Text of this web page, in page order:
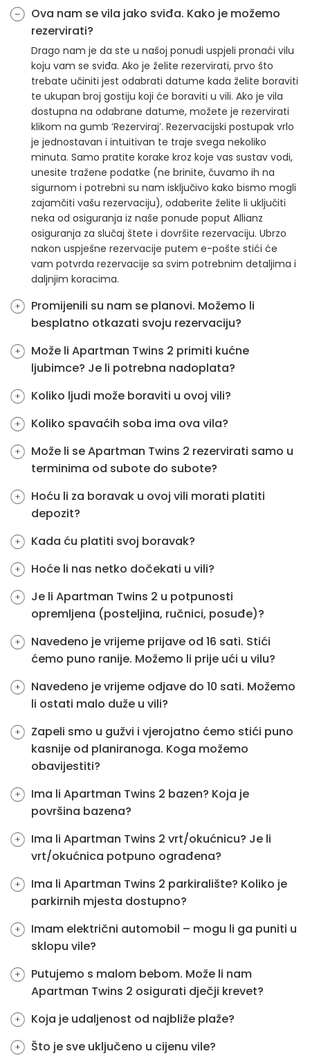
Ova nam se vila jako sviđa. Kako je možemo
rezervirati?
Drago nam je da ste u našoj ponudi uspjeli pronaći vilu
koju vam se sviđa. Ako je želite rezervirati, prvo što
trebate učiniti jest odabrati datume kada želite boraviti
te ukupan broj gostiju koji će boraviti u vili. Ako je vila
dostupna na odabrane datume, možete je rezervirati
klikom na gumb ‘Rezerviraj’. Rezervacijski postupak vrlo
je jednostavan i intuitivan te traje svega nekoliko
minuta. Samo pratite korake kroz koje vas sustav vodi,
unesite tražene podatke (ne brinite, čuvamo ih na
sigurnom i potrebni su nam isključivo kako bismo mogli
zajamčiti vašu rezervaciju), odaberite želite li uključiti
neka od osiguranja iz naše ponude poput Allianz
osiguranja za slučaj štete i dovršite rezervaciju. Ubrzo
nakon uspješne rezervacije putem e-pošte stići će
vam potvrda rezervacije sa svim potrebnim detaljima i
daljnjim koracima.
Promijenili su nam se planovi. Možemo li
besplatno otkazati svoju rezervaciju?
Može li Apartman Twins 2 primiti kućne
ljubimce? Je li potrebna nadoplata?
Koliko ljudi može boraviti u ovoj vili?
Koliko spavaćih soba ima ova vila?
Može li se Apartman Twins 2 rezervirati samo u
terminima od subote do subote?
Hoću li za boravak u ovoj vili morati platiti
depozit?
Kada ću platiti svoj boravak?
Hoće li nas netko dočekati u vili?
Je li Apartman Twins 2 u potpunosti
opremljena (posteljina, ručnici, posuđe)?
Navedeno je vrijeme prijave od 16 sati. Stići
ćemo puno ranije. Možemo li prije ući u vilu?
Navedeno je vrijeme odjave do 10 sati. Možemo
li ostati malo duže u vili?
Zapeli smo u gužvi i vjerojatno ćemo stići puno
kasnije od planiranoga. Koga možemo
obavijestiti?
Ima li Apartman Twins 2 bazen? Koja je
površina bazena?
Ima li Apartman Twins 2 vrt/okućnicu? Je li
vrt/okućnica potpuno ograđena?
Ima li Apartman Twins 2 parkiralište? Koliko je
parkirnih mjesta dostupno?
Imam električni automobil – mogu li ga puniti u
sklopu vile?
Putujemo s malom bebom. Može li nam
Apartman Twins 2 osigurati dječji krevet?
Koja je udaljenost od najbliže plaže?
Što je sve uključeno u cijenu vile?